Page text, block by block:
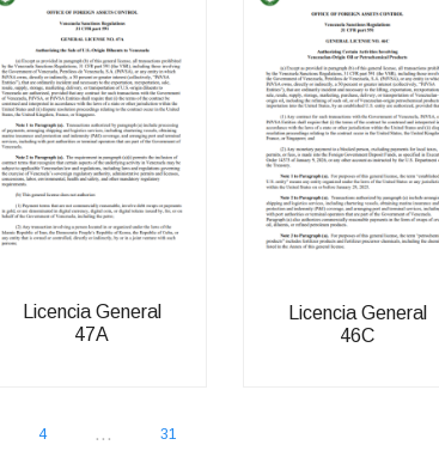
Licencia General
47A
Licencia General
46C
4 ... 31